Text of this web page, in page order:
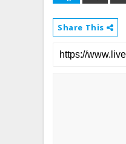
Share This